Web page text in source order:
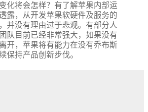
化将会怎样？有了解苹果内部运
露，从开发苹果软硬件及服务的
并没有理由过于悲观。有部分人
队目前已经非常强大，如果没有
开，苹果将有能力在没有乔布斯
保持产品创新步伐。